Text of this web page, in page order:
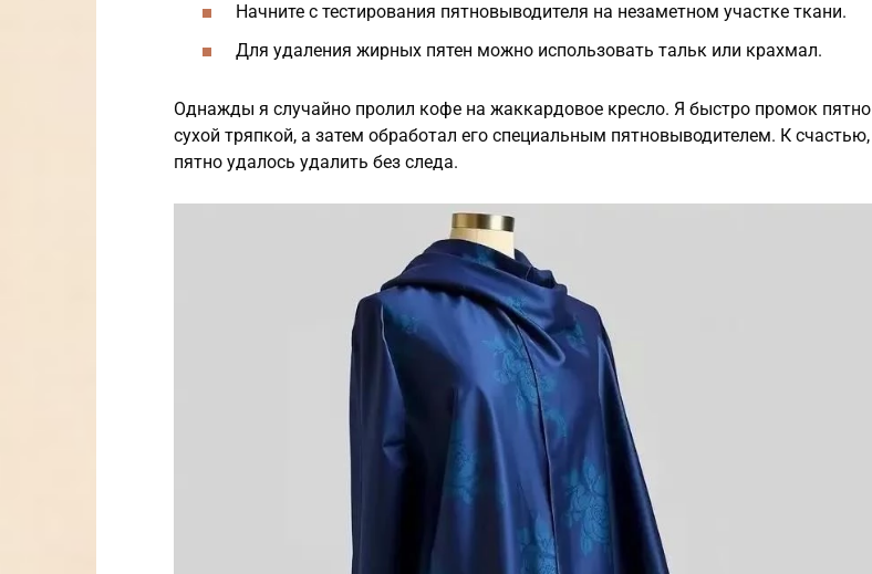
Начните с тестирования пятновыводителя на незаметном участке ткани.
Для удаления жирных пятен можно использовать тальк или крахмал.
Однажды я случайно пролил кофе на жаккардовое кресло. Я быстро промок пятно
сухой тряпкой, а затем обработал его специальным пятновыводителем. К счастью,
пятно удалось удалить без следа.